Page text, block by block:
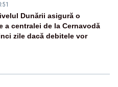
Dunării asigură o
a centralei de la Cernavodă
zile dacă debitele vor